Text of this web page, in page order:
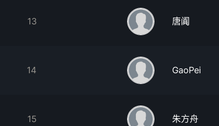
13 唐阗
14 GaoPei
15 朱方舟